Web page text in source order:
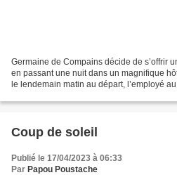
Germaine de Compains décide de s’offrir
en passant une nuit dans un magnifique
le lendemain matin au départ, l’employé
Coup de soleil
Publié le 17/04/2023 à 06:33
Par Papou Poustache